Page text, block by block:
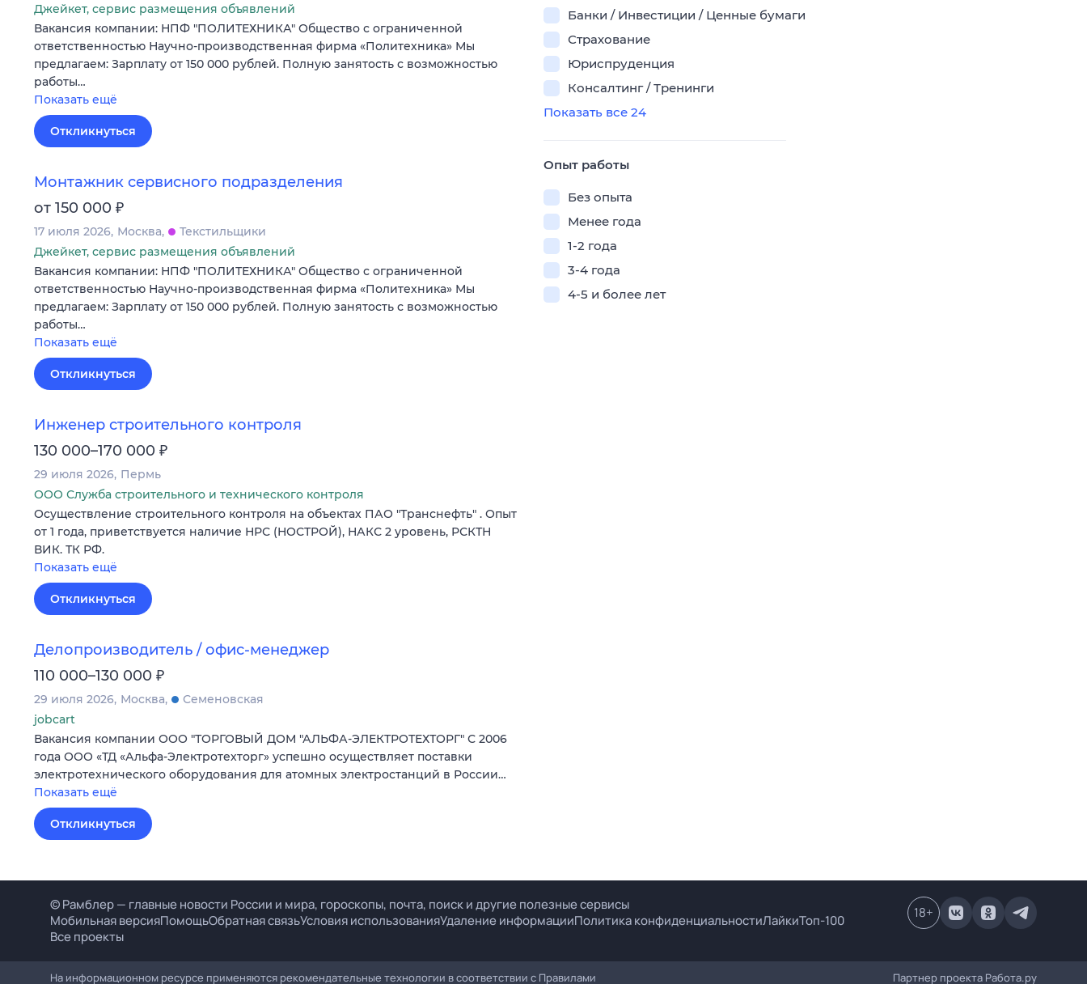
Джейкет, сервис размещения объявлений
Вакансия компании: НПФ "ПОЛИТЕХНИКА" Общество с ограниченной
ответственностью Научно-производственная фирма «Политехника» Мы
предлагаем: Зарплату от 150 000 рублей. Полную занятость с возможностью
работы…
Показать ещё
Откликнуться
Монтажник сервисного подразделения
от 150 000 ₽
17 июля 2026 Москва
Текстильщики
Джейкет, сервис размещения объявлений
Вакансия компании: НПФ "ПОЛИТЕХНИКА" Общество с ограниченной
ответственностью Научно-производственная фирма «Политехника» Мы
предлагаем: Зарплату от 150 000 рублей. Полную занятость с возможностью
работы…
Показать ещё
Откликнуться
Инженер строительного контроля
130 000–170 000 ₽
29 июля 2026 Пермь
ООО Служба строительного и технического контроля
Осуществление строительного контроля на объектах ПАО "Транснефть" . Опыт
от 1 года, приветствуется наличие НРС (НОСТРОЙ), НАКС 2 уровень, РСКТН
ВИК. ТК РФ.
Показать ещё
Откликнуться
Делопроизводитель / офис-менеджер
110 000–130 000 ₽
29 июля 2026 Москва
Семеновская
jobcart
Вакансия компании ООО "ТОРГОВЫЙ ДОМ "АЛЬФА-ЭЛЕКТРОТЕХТОРГ" С 2006
года ООО «ТД «Альфа-Электротехторг» успешно осуществляет поставки
электротехнического оборудования для атомных электростанций в России…
Показать ещё
Откликнуться
Банки / Инвестиции / Ценные бумаги
Страхование
Юриспруденция
Консалтинг / Тренинги
Показать все 24
Опыт работы
Без опыта
Менее года
1-2 года
3-4 года
4-5 и более лет
© Рамблер — главные новости России и мира, гороскопы, почта, поиск и другие полезные сервисы
Мобильная версияПомощьОбратная связьУсловия использованияУдаление информацииПолитика конфиденциальностиЛайкиТоп-100
Все проекты
18+
На информационном ресурсе применяются рекомендательные технологии в соответствии с Правилами Партнер проекта Работа.ру